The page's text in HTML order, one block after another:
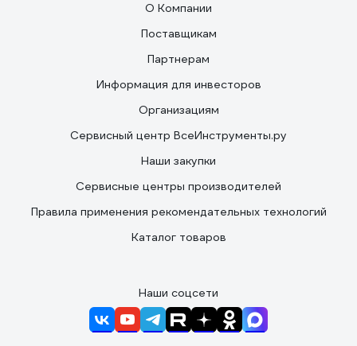
О Компании
Поставщикам
Партнерам
Информация для инвесторов
Организациям
Сервисный центр ВсеИнструменты.ру
Наши закупки
Сервисные центры производителей
Правила применения рекомендательных технологий
Каталог товаров
Наши соцсети